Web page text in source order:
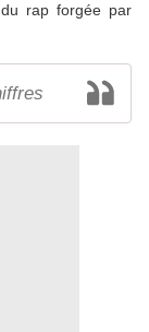
rap forgée par